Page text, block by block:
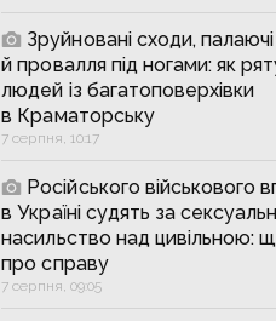
Зруйновані сходи,
й провалля під ногами: як
людей із багатоповерхівки
в Краматорську
7 серпня, 10:17
Російського військового
в Україні судять за
насильство над цивільною:
про справу
7 серпня, 09:05